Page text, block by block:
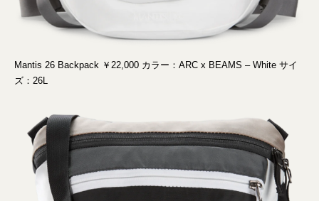
Mantis 26 Backpack ￥22,000 カラー：ARC x BEAMS – White サイ
ズ：26L